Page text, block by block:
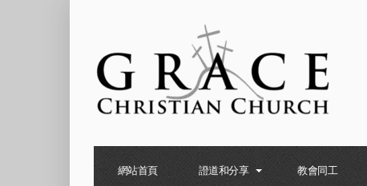
網站首頁 證道和分享 教會同工